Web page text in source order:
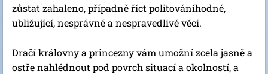
zůstat zahaleno, případně říct politováníhodné,
ubližující, nesprávné a nespravedlivé věci.
Dračí královny a princezny vám umožní zcela jasně a
ostře nahlédnout pod povrch situací a okolností, a